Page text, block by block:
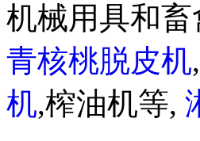
机械用具和
青核桃脱皮机
机,榨油机等,